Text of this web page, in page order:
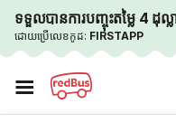
ទទួលបានការបញ្ចុះតម្លៃ 4 ដុល្
ដោយប្រើលេខកូដ: FIRSTAPP
☰